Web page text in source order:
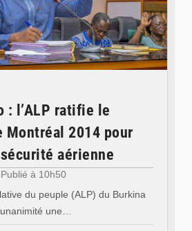
: l’ALP ratifie le
Montréal 2014 pour
aérienne
Publié à 10h50
du peuple (ALP) du Burkina
une…